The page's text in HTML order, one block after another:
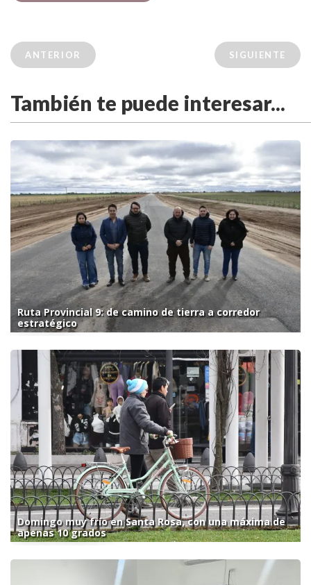
ANTERIOR SIGUIENTE
También te puede interesar...
Ruta Provincial 9: de camino de tierra a corredor
estratégico
Domingo muy frío en Santa Rosa, con una máxima de
apenas 10 grados